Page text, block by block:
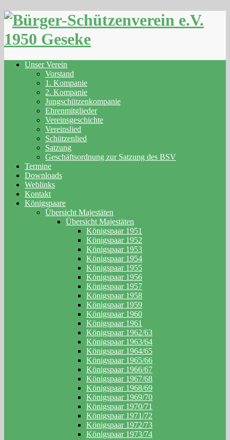
Skip
content
Unser Verein
Vorstand
1. Kompanie
2. Kompanie
Jungschützenkompanie
Ehrenmitglieder
Vereinsgeschichte
Vereinslied
Schützenlied
Satzung
Geschäftsordnung zur Satzung des BSV
Termine
Downloads
Weblinks
Kontakt
Königspaare
Übersicht Majestäten
Übersicht Majestäten
Königspaar 1951
Königspaar 1952
Königspaar 1953
Königspaar 1954
Königspaar 1955
Königspaar 1956
Königspaar 1957
Königspaar 1958
Königspaar 1959
Königspaar 1960
Königspaar 1961
Königspaar 1962/63
Königspaar 1963/64
Königspaar 1964/65
Königspaar 1965/66
Königspaar 1966/67
Königspaar 1967/68
Königspaar 1968/69
Königspaar 1969/70
Königspaar 1970/71
Königspaar 1971/72
Königspaar 1972/73
Königspaar 1973/74